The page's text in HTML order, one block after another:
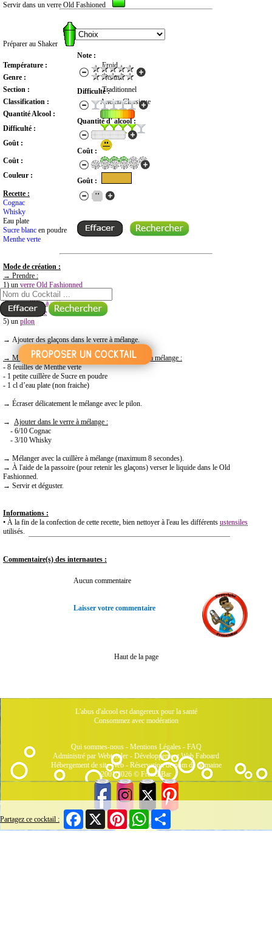
Partagez ce cocktail :
FacebookX Pinterest WhatsApp
Note :
Difficulté :
Quantité d' alcool :
Coût :
Goût :
Servir dans un verre Old Fashioned
Préparer au Shaker
Température :
Froid
Genre :
Normal
Section :
Traditionnel
Classification :
Ancien Classique
Quantité Alcool :
Difficulté :
Goût :
Coût :
Couleur :
Recette :
Cognac
Whisky
Eau plate
Sucre blanc en poudre
Menthe verte
Mode de création :
→ Prendre :
1) un verre Old Fashionned
2) un verre à mélange
3) unecuillère à mélange
4) unepassoire
5) un pilon
→ Ajouter des glaçons dans le verre à mélange.
→ Mettre ces ingrédients directement dans le verre à mélange :
- 8 feuilles de Menthe verte
- 1 petite cuillère de Sucre en poudre
- 1 cl d’eau plate (non fraiche)
→ Écraser délicatement le mélange avec le pilon.
→ Ajouter dans le verre à mélange :
- 6/10 Cognac
- 3/10 Whisky
→ Mélanger avec la cuillère à mélange (maximum 8 secondes).
→ À l'aide de la passoire (pour retenir les glaçons) verser le liquide dans le Old
Fashionned.
→ Servir et déguster.
Informations :
• À la fin de la confection de cette recette, bien nettoyer à l'eau les différents ustensiles
utilisés.
Commentaire(s) des internautes :
Aucun commentaire
Laisser votre commentaire
Haut de la page
L'abus d'alcool est dangereux pour la santé
Consommez avec modération
Qui sommes-nous- Mentions Légales- FAQ
Administré par Webtender - Développement Web Faboard
Hébergement de site Web- Réservation de nom de domaine
2001/2026 © FrenchBar
3 Connectés